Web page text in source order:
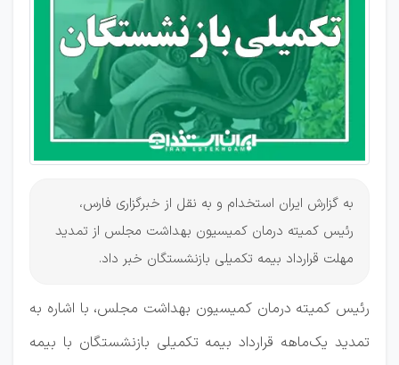
به گزارش ایران استخدام و به نقل از خبرگزاری فارس،
رئیس کمیته درمان کمیسیون بهداشت مجلس‌ از تمدید
مهلت قرارداد بیمه تکمیلی بازنشستگان خبر داد.
رئیس کمیته درمان کمیسیون بهداشت مجلس‌، با اشاره به
تمدید یک‌ماهه قرارداد بیمه تکمیلی بازنشستگان با بیمه